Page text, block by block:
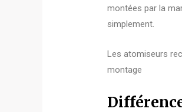
montées par la
simplement.
Les atomiseurs
montage